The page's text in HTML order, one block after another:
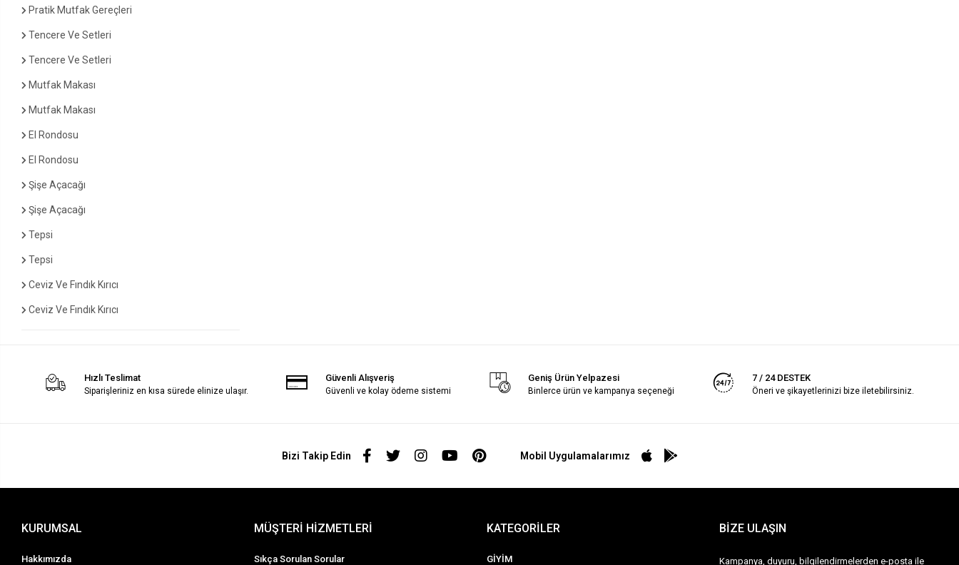
Pratik Mutfak Gereçleri
Tencere Ve Setleri
Tencere Ve Setleri
Mutfak Makası
Mutfak Makası
El Rondosu
El Rondosu
Şişe Açacağı
Şişe Açacağı
Tepsi
Tepsi
Ceviz Ve Fındık Kırıcı
Ceviz Ve Fındık Kırıcı
Hızlı Teslimat
Siparişleriniz en kısa sürede elinize ulaşır.
Güvenli Alışveriş
Güvenli ve kolay ödeme sistemi
Geniş Ürün Yelpazesi
Binlerce ürün ve kampanya seçeneği
7 / 24 DESTEK
Öneri ve şikayetlerinizi bize iletebilirsiniz.
Bizi Takip Edin Mobil Uygulamalarımız
KURUMSAL
Hakkımızda
MÜŞTERİ HİZMETLERİ
Sıkça Sorulan Sorular
KATEGORİLER
GİYİM
BİZE ULAŞIN
Kampanya, duyuru, bilgilendirmelerden e-posta ile